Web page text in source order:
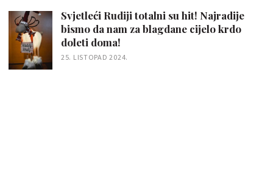
Svjetleći Rudiji totalni su hit! Najradije
bismo da nam za blagdane cijelo krdo
doleti doma!
25. LISTOPAD 2024.